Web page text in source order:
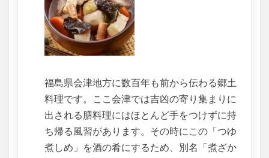
福島県会津地方に数百年も前から伝わる郷土
料理です。ここ会津では吉凶の寄り集まりに
出される膳料理にはほとんど手をつけずに持
ち帰る風習があります。その時にこの「つゆ
煮しめ」を酒の肴にするため、別名「煮ざか